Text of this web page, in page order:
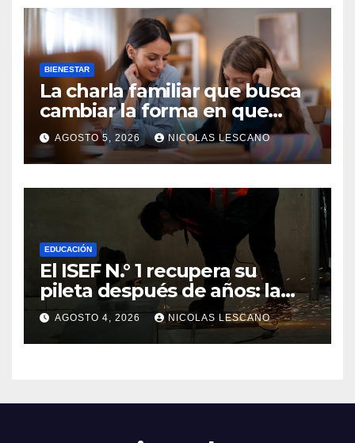
BIENESTAR
La charla familiar que busca
cambiar la forma en que
educamos a nuestros hijos
sobre el dinero
AGOSTO 5, 2026 NICOLAS LESCANO
EDUCACIÓN
El ISEF N.° 1 recupera su
pileta después de años: la
obra ya supera el 50% y
cambia la formación de miles
de estudiantes
AGOSTO 4, 2026 NICOLAS LESCANO